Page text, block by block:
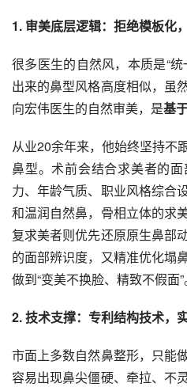
1. 审美底层逻辑：拒绝模板化
很多医生的自然风，本质是“
出来的鼻型风格高度相似，虽
向宏伟医生的自然审美，是基
从业20余年来，他始终坚持不
鼻型。术前会结合求美者的
力、年龄气质、职业风格综合
和温润自然鼻，骨相立体的求
复求美者则优先还原原生鼻部
的面部辨识度，又精准优化塌
做到“变美不换脸、精致不假面”
2. 技术支撑：专利结构技术，
市面上多数自然鼻整形，只能
容易出现鼻尖僵硬、牵拉、不